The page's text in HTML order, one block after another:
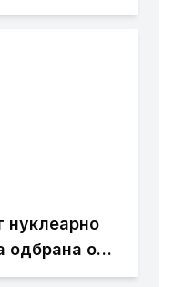
нуклеарно
одбрана од
да ја